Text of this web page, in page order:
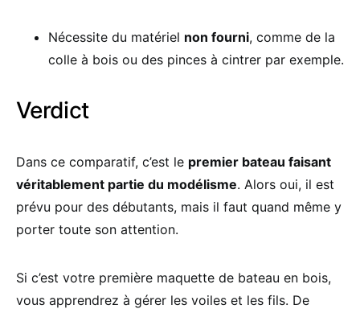
Nécessite du matériel non fourni, comme de la
colle à bois ou des pinces à cintrer par exemple.
Verdict
Dans ce comparatif, c’est le premier bateau faisant
véritablement partie du modélisme. Alors oui, il est
prévu pour des débutants, mais il faut quand même y
porter toute son attention.
Si c’est votre première maquette de bateau en bois,
vous apprendrez à gérer les voiles et les fils. De